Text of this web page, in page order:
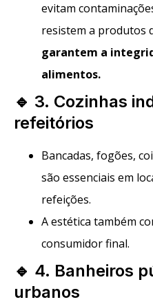
evitam
resistem a produtos
garantem a
alimentos.
🔹 3. Cozinhas
refeitórios
Bancadas, fogões,
são essenciais em
refeições.
A estética também
consumidor final.
🔹 4. Banheiros
urbanos